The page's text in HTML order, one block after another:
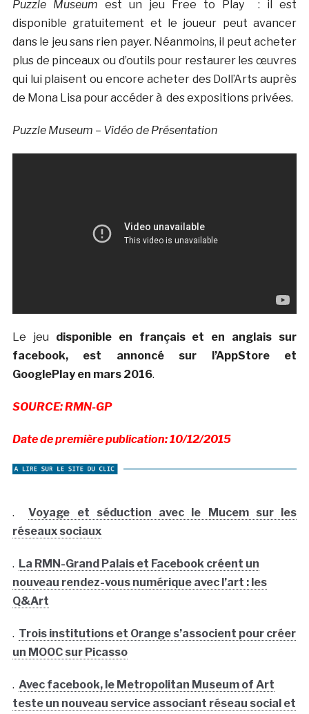
Puzzle Museum est un jeu Free to Play : il est
disponible gratuitement et le joueur peut avancer
dans le jeu sans rien payer. Néanmoins, il peut acheter
plus de pinceaux ou d’outils pour restaurer les œuvres
qui lui plaisent ou encore acheter des Doll’Arts auprès
de Mona Lisa pour accéder à des expositions privées.
Puzzle Museum – Vidéo de Présentation
Le jeu disponible en français et en anglais sur
facebook, est annoncé sur l’AppStore et
GooglePlay en mars 2016.
SOURCE: RMN-GP
Date de première publication: 10/12/2015
.Voyage et séduction avec le Mucem sur les
réseaux sociaux
. La RMN-Grand Palais et Facebook créent un
nouveau rendez-vous numérique avec l’art : les
Q&Art
. Trois institutions et Orange s’associent pour créer
un MOOC sur Picasso
. Avec facebook, le Metropolitan Museum of Art
teste un nouveau service associant réseau social et